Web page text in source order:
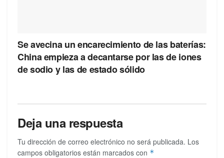
Se avecina un encarecimiento de las baterías:
China empieza a decantarse por las de iones
de sodio y las de estado sólido
Deja una respuesta
Tu dirección de correo electrónico no será publicada. Los
campos obligatorios están marcados con *